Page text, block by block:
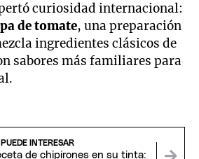
curiosidad internacional:
de tomate, una preparación
ingredientes clásicos de
sabores más familiares para
INTERESAR
de chipirones en su tinta: